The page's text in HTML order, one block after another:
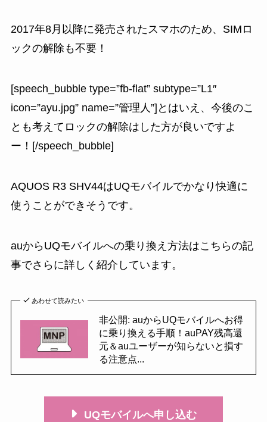
2017年8月以降に発売されたスマホのため、 SIMロ
ックの解除も不要！
[speech_bubble type=”fb-flat” subtype=”L1″
icon=”ayu.jpg” name=”管理人”]とはいえ、今後のこ
とも考えてロックの解除はした方が良いですよ
ー！[/speech_bubble]
AQUOS R3 SHV44はUQモバイルでかなり快適に
使うことができそうです。
auからUQモバイルへの乗り換え方法はこちらの記
事でさらに詳しく紹介しています。
あわせて読みたい
非公開: auからUQモバイルへお得
に乗り換える手順！auPAY残高還
元＆auユーザーが知らないと損す
る注意点...
UQモバイルへ申し込む